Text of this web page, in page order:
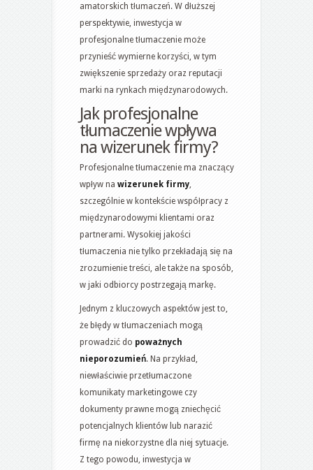
amatorskich tłumaczeń. W dłuższej
perspektywie, inwestycja w
profesjonalne tłumaczenie może
przynieść wymierne korzyści, w tym
zwiększenie sprzedaży oraz reputacji
marki na rynkach międzynarodowych.
Jak profesjonalne
tłumaczenie wpływa
na wizerunek firmy?
Profesjonalne tłumaczenie ma znaczący
wpływ na wizerunek firmy
szczególnie w kontekście współpracy z
międzynarodowymi klientami oraz
partnerami. Wysokiej jakości
tłumaczenia nie tylko przekładają się na
zrozumienie treści, ale także na sposób,
w jaki odbiorcy postrzegają markę.
Jednym z kluczowych aspektów jest to,
że błędy w tłumaczeniach mogą
prowadzić do poważnych
nieporozumień. Na przykład,
niewłaściwie przetłumaczone
komunikaty marketingowe czy
dokumenty prawne mogą zniechęcić
potencjalnych klientów lub narazić
firmę na niekorzystne dla niej sytuacje.
Z tego powodu, inwestycja w